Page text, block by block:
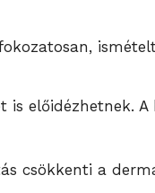
is előidézhetnek.
csökkenti a